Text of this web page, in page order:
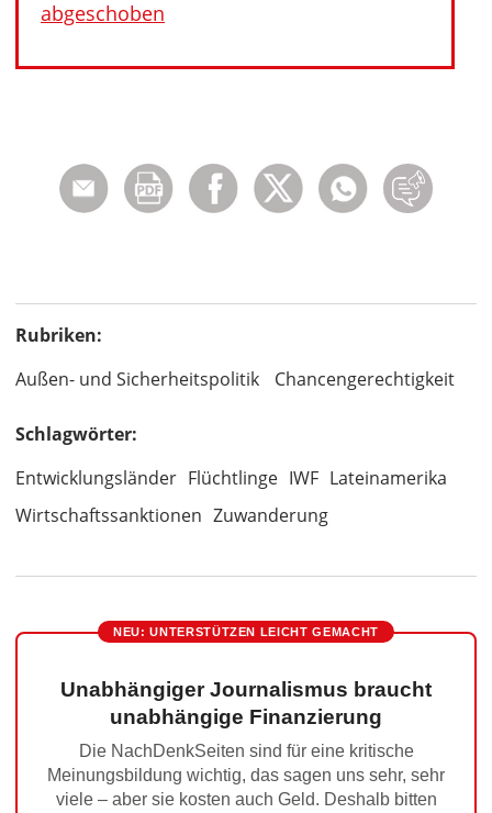
abgeschoben
Rubriken:
Außen- und Sicherheitspolitik
Chancengerechtigkeit
Schlagwörter:
Entwicklungsländer Flüchtlinge IWF Lateinamerika
Wirtschaftssanktionen Zuwanderung
NEU: UNTERSTÜTZEN LEICHT GEMACHT
Unabhängiger Journalismus braucht
unabhängige Finanzierung
Die NachDenkSeiten sind für eine kritische
Meinungsbildung wichtig, das sagen uns sehr, sehr
viele – aber sie kosten auch Geld. Deshalb bitten